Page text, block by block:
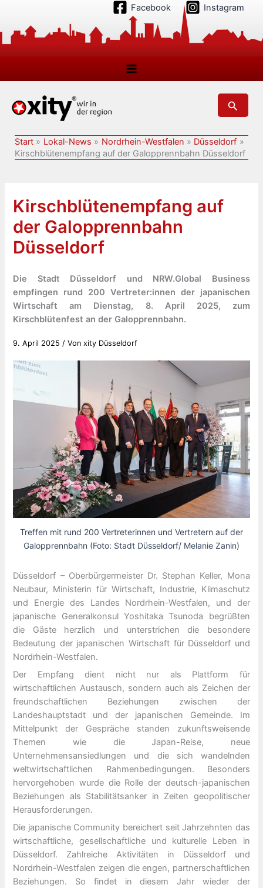
springen
Facebook Instagram
Suchen
Start Lokal-News Nordrhein-Westfalen
Düsseldorf
Kirschblütenempfang auf der Galopprennbahn Düsseldorf
Kirschblütenempfang auf
der Galopprennbahn
Düsseldorf
Die Stadt Düsseldorf und NRW.Global Business
empfingen rund 200 Vertreter:innen der japanischen
Wirtschaft am Dienstag, 8. April 2025, zum
Kirschblütenfest an der Galopprennbahn.
9. April 2025 / Vonxity Düsseldorf
Treffen mit rund 200 Vertreterinnen und Vertretern auf der
Galopprennbahn (Foto: Stadt Düsseldorf/ Melanie Zanin)
Düsseldorf – Oberbürgermeister Dr. Stephan Keller, Mona
Neubaur, Ministerin für Wirtschaft, Industrie, Klimaschutz
und Energie des Landes Nordrhein-Westfalen, und der
japanische Generalkonsul Yoshitaka Tsunoda begrüßten
die Gäste herzlich und unterstrichen die besondere
Bedeutung der japanischen Wirtschaft für Düsseldorf und
Nordrhein-Westfalen.
Der Empfang dient nicht nur als Plattform für
wirtschaftlichen Austausch, sondern auch als Zeichen der
freundschaftlichen Beziehungen zwischen der
Landeshauptstadt und der japanischen Gemeinde. Im
Mittelpunkt der Gespräche standen zukunftsweisende
Themen wie die Japan-Reise, neue
Unternehmensansiedlungen und die sich wandelnden
weltwirtschaftlichen Rahmenbedingungen. Besonders
hervorgehoben wurde die Rolle der deutsch-japanischen
Beziehungen als Stabilitätsanker in Zeiten geopolitischer
Herausforderungen.
Die japanische Community bereichert seit Jahrzehnten das
wirtschaftliche, gesellschaftliche und kulturelle Leben in
Düsseldorf. Zahlreiche Aktivitäten in Düsseldorf und
Nordrhein-Westfalen zeigen die engen, partnerschaftlichen
Beziehungen. So findet in diesem Jahr wieder der